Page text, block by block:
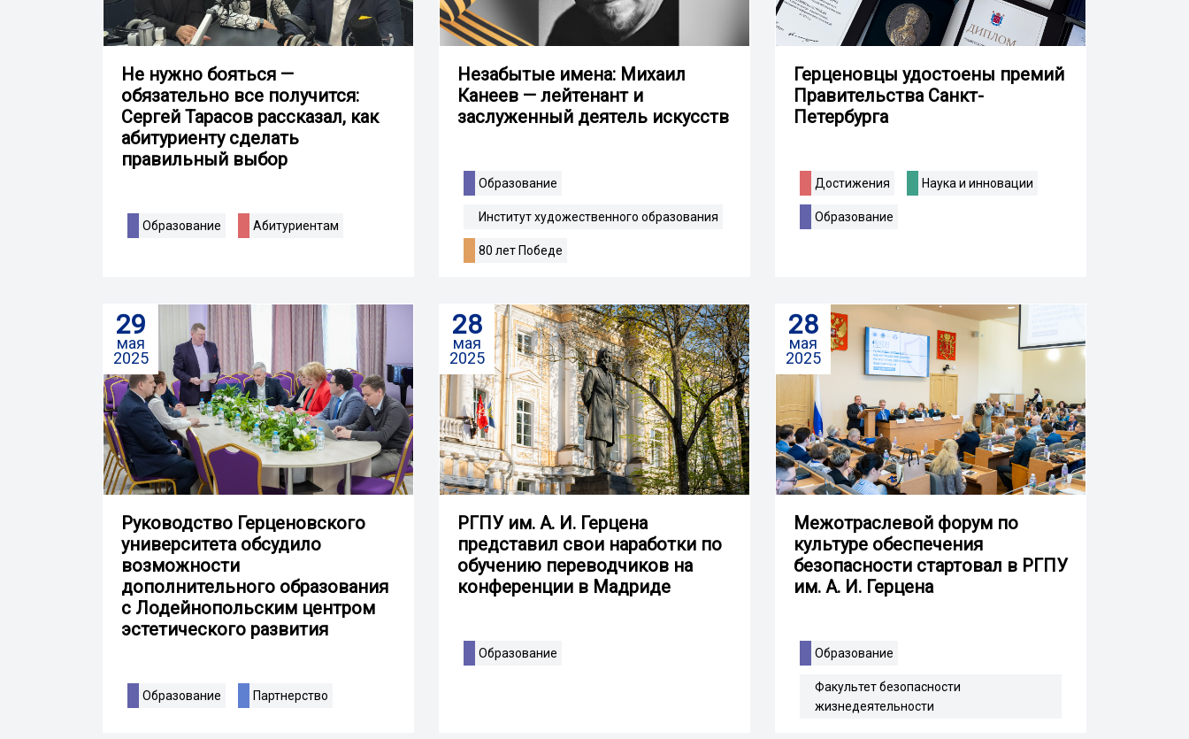
Не нужно бояться —
обязательно все получится:
Сергей Тарасов рассказал, как
абитуриенту сделать
правильный выбор
Образование Абитуриентам
Незабытые имена: Михаил
Канеев — лейтенант и
заслуженный деятель искусств
Образование
Институт художественного образования
80 лет Победе
Герценовцы удостоены премий
Правительства Санкт-
Петербурга
Достижения Наука и инновации
Образование
29
мая
2025
Руководство Герценовского
университета обсудило
возможности
дополнительного образования
с Лодейнопольским центром
эстетического развития
Образование Партнерство
28
мая
2025
РГПУ им. А. И. Герцена
представил свои наработки по
обучению переводчиков на
конференции в Мадриде
Образование
28
мая
2025
Межотраслевой форум по
культуре обеспечения
безопасности стартовал в РГПУ
им. А. И. Герцена
Образование
Факультет безопасности
жизнедеятельности